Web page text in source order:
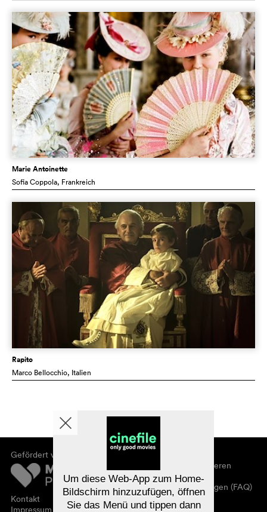
Marie Antoinette
Sofia Coppola, Frankreich
Rapito
Marco Bellocchio, Italien
Gefördert von
Kontakt
Impressum
Registrieren/abonnieren
Newsletter
Häufig gestellte Fragen (FAQ)
Gutscheine
Um diese Web-App zum Home-
Bildschirm hinzuzufügen, öffnen
Sie das Menü und tippen dann